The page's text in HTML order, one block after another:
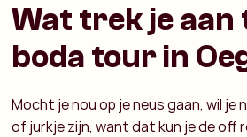
Wat trek je aan
boda tour in
Mocht je nou op je neus gaan, wil je
of jurkje zijn, want dat kun je de off